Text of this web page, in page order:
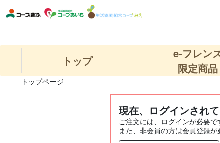
トップ
e-フレン
限定商品
トップページ
現在、ログインされて
ご注文には、ログインが必要
また、非会員の方は会員登録が